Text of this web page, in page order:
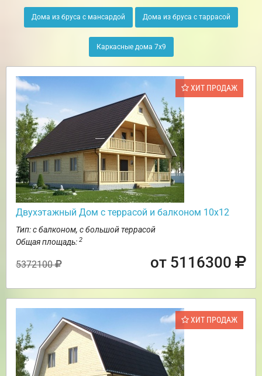
Дома из бруса с мансардой Дома из бруса с таррасой
Каркасные дома 7х9
ХИТ ПРОДАЖ
Двухэтажный Дом с террасой и балконом 10х12
Тип: с балконом, с большой террасой
Общая площадь: 2
5372100 от 5116300
ХИТ ПРОДАЖ